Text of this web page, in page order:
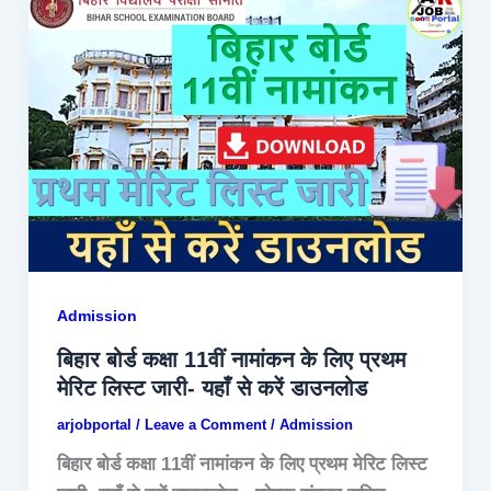
Admission
बिहार बोर्ड कक्षा 11वीं नामांकन के लिए प्रथम
मेरिट लिस्ट जारी- यहाँ से करें डाउनलोड
arjobportal / Leave a Comment / Admission
बिहार बोर्ड कक्षा 11वीं नामांकन के लिए प्रथम मेरिट लिस्ट